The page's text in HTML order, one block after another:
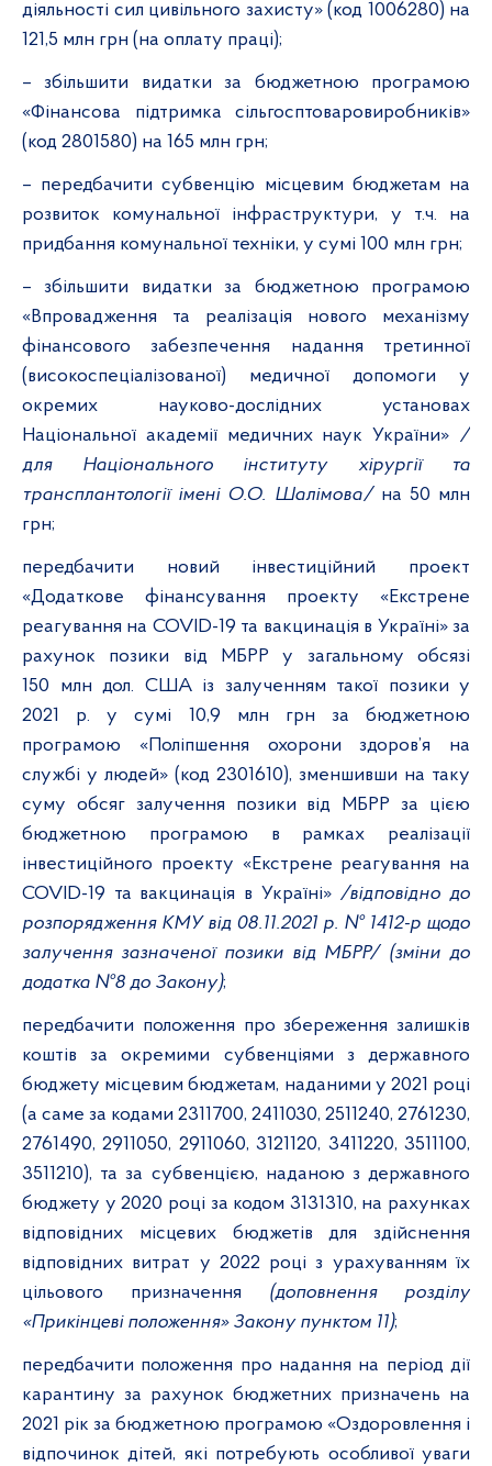
діяльності сил цивільного захисту» (код 1006280) на
121,5 млн грн (на оплату праці);
– збільшити видатки за бюджетною програмою
«Фінансова підтримка сільгосптоваровиробників»
(код 2801580) на 165 млн грн;
– передбачити субвенцію місцевим бюджетам на
розвиток комунальної інфраструктури, у т.ч. на
придбання комунальної техніки, у сумі 100 млн грн;
– збільшити видатки за бюджетною програмою
«Впровадження та реалізація нового механізму
фінансового забезпечення надання третинної
(високоспеціалізованої) медичної допомоги у
окремих науково-дослідних установах
Національної академії медичних наук України» /
для Національного інституту хірургії та
трансплантології імені О.О. Шалімова/ на 50 млн
грн;
передбачити новий інвестиційний проект
«Додаткове фінансування проекту «Екстрене
реагування на COVID-19 та вакцинація в Україні» за
рахунок позики від МБРР у загальному обсязі
150 млн дол. США із залученням такої позики у
2021 р. у сумі 10,9 млн грн за бюджетною
програмою «Поліпшення охорони здоров’я на
службі у людей» (код 2301610), зменшивши на таку
суму обсяг залучення позики від МБРР за цією
бюджетною програмою в рамках реалізації
інвестиційного проекту «Екстрене реагування на
COVID-19 та вакцинація в Україні» /відповідно до
розпорядження КМУ від 08.11.2021 р. № 1412-р щодо
залучення зазначеної позики від МБРР/ (зміни до
додатка №8 до Закону);
передбачити положення про збереження залишків
коштів за окремими субвенціями з державного
бюджету місцевим бюджетам, наданими у 2021 році
(а саме за кодами 2311700, 2411030, 2511240, 2761230,
2761490, 2911050, 2911060, 3121120, 3411220, 3511100,
3511210), та за субвенцією, наданою з державного
бюджету у 2020 році за кодом 3131310, на рахунках
відповідних місцевих бюджетів для здійснення
відповідних витрат у 2022 році з урахуванням їх
цільового призначення (доповнення розділу
«Прикінцеві положення» Закону пунктом 11);
передбачити положення про надання на період дії
карантину за рахунок бюджетних призначень на
2021 рік за бюджетною програмою «Оздоровлення і
відпочинок дітей, які потребують особливої уваги